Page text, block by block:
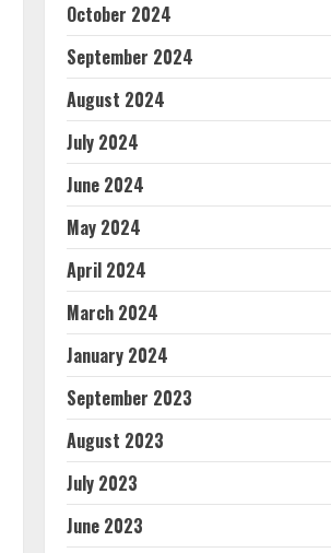
October 2024
September 2024
August 2024
July 2024
June 2024
May 2024
April 2024
March 2024
January 2024
September 2023
August 2023
July 2023
June 2023